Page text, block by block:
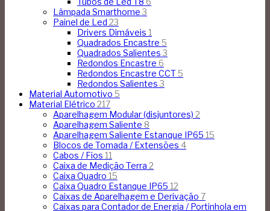
Lâmpada Smarthome3
Painel de Led 23
Drivers Dimáveis 1
Quadrados Encastre 5
Quadrados Salientes3
Redondos Encastre 6
Redondos Encastre CCT5
Redondos Salientes3
Material Automotivo 5
Material Elétrico 217
Aparelhagem Modular (disjuntores) 2
Aparelhagem Saliente 8
Aparelhagem Saliente Estanque IP65 15
Blocos de Tomada / Extensões 4
Cabos / Fios 11
Caixa de Medição Terra 2
Caixa Quadro 15
Caixa Quadro Estanque IP65 12
Caixas de Aparelhagem e Derivação 7
Caixas para Contador de Energia / Portinhola em